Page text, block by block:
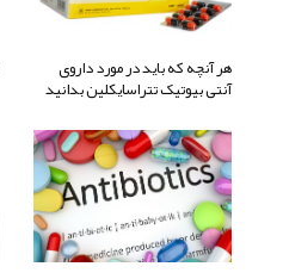
هر آنچه که باید در مورد داروی
آنتی بیوتیک تتراسایکلین بدانید